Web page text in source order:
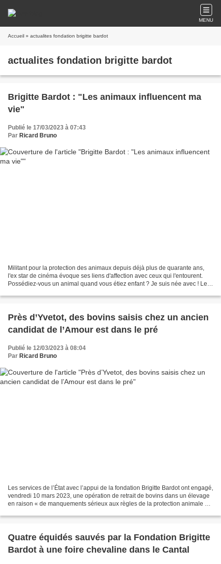
MENU
Accueil » actualites fondation brigitte bardot
actualites fondation brigitte bardot
Brigitte Bardot : "Les animaux influencent ma
vie"
Publié le 17/03/2023 à 07:43
Par Ricard Bruno
Militant pour la protection des animaux depuis déjà plus de quarante ans,
l'ex star de cinéma évoque ses liens d'affection avec ceux qui l'entourent.
Possédiez-vous un animal quand vous étiez enfant ? Je suis née avec ! Les
Près d’Yvetot, des bovins saisis chez un ancien
candidat de l’Amour est dans le pré
Publié le 12/03/2023 à 08:04
Par Ricard Bruno
Les services de l’État avec l’appui de la fondation Brigitte Bardot ont engagé,
vendredi 10 mars 2023, une opération de retrait de bovins dans un élevage
en raison « de manquements sérieux aux règles de la protection animale ».
Quatre équidés sauvés par la Fondation Brigitte
Bardot à une foire chevaline dans le Cantal